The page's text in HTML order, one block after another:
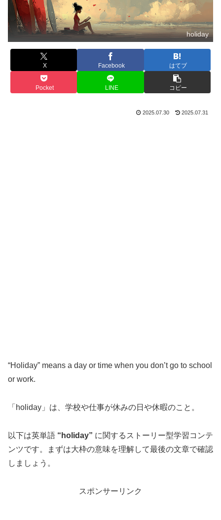
holiday
X Facebook はてブ
Pocket LINE コピー
2025.07.30 2025.07.31
“Holiday” means a day or time when you don’t go to school
or work.
「holiday」は、学校や仕事が休みの日や休暇のこと。
以下は英単語 “holiday” に関するストーリー型学習コンテ
ンツです。まずは大枠の意味を理解して最後の文章で確認
しましょう。
スポンサーリンク